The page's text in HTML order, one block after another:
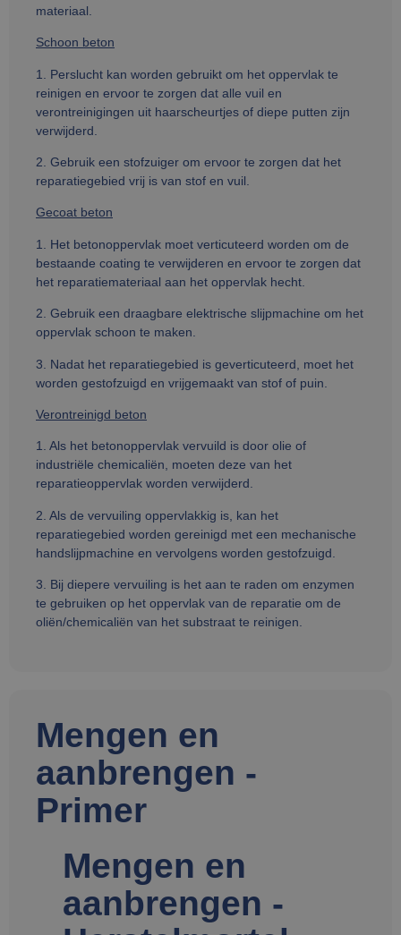
materiaal.
Schoon beton
1. Perslucht kan worden gebruikt om het oppervlak te
reinigen en ervoor te zorgen dat alle vuil en
verontreinigingen uit haarscheurtjes of diepe putten zijn
verwijderd.
2. Gebruik een stofzuiger om ervoor te zorgen dat het
reparatiegebied vrij is van stof en vuil.
Gecoat beton
1. Het betonoppervlak moet verticuteerd worden om de
bestaande coating te verwijderen en ervoor te zorgen dat
het reparatiemateriaal aan het oppervlak hecht.
2. Gebruik een draagbare elektrische slijpmachine om het
oppervlak schoon te maken.
3. Nadat het reparatiegebied is geverticuteerd, moet het
worden gestofzuigd en vrijgemaakt van stof of puin.
Verontreinigd beton
1. Als het betonoppervlak vervuild is door olie of
industriële chemicaliën, moeten deze van het
reparatieoppervlak worden verwijderd.
2. Als de vervuiling oppervlakkig is, kan het
reparatiegebied worden gereinigd met een mechanische
handslijpmachine en vervolgens worden gestofzuigd.
3. Bij diepere vervuiling is het aan te raden om enzymen
te gebruiken op het oppervlak van de reparatie om de
oliën/chemicaliën van het substraat te reinigen.
Mengen en
aanbrengen -
Primer
Mengen en
aanbrengen -